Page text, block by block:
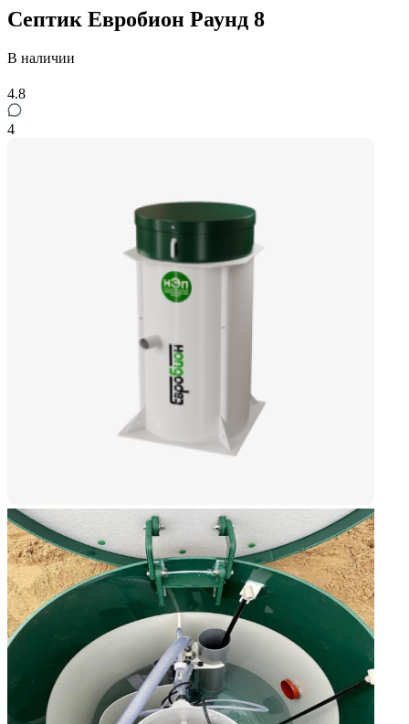
Септик Евробион Раунд 8
В наличии
4.8
4